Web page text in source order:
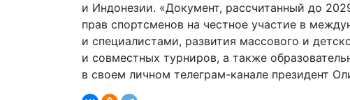
и Индонезии. «Документ, рассчитанный до
прав спортсменов на честное участие в
и специалистами, развития массового и
и совместных турниров, а также
в своем личном телеграм-­канале президент